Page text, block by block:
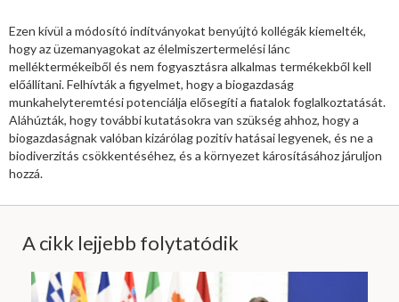
Ezen kívül a módosító indítványokat benyújtó kollégák kiemelték,
hogy az üzemanyagokat az élelmiszertermelési lánc
melléktermékeiből és nem fogyasztásra alkalmas termékekből kell
előállítani. Felhívták a figyelmet, hogy a biogazdaság
munkahelyteremtési potenciálja elősegíti a fiatalok foglalkoztatását.
Aláhúzták, hogy további kutatásokra van szükség ahhoz, hogy a
biogazdaságnak valóban kizárólag pozitív hatásai legyenek, és ne a
biodiverzitás csökkentéséhez, és a környezet károsításához járuljon
hozzá.
A cikk lejjebb folytatódik